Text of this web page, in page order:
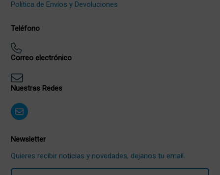
Política de Envíos y Devoluciones
Teléfono
Correo electrónico
Nuestras Redes
Newsletter
Quieres recibir noticias y novedades, dejanos tu email.